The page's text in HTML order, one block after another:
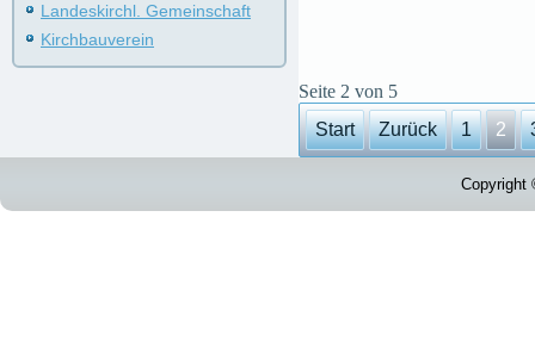
Landeskirchl. Gemeinschaft
Kirchbauverein
Seite 2 von 5
Start
Zurück 1 2
Copyright